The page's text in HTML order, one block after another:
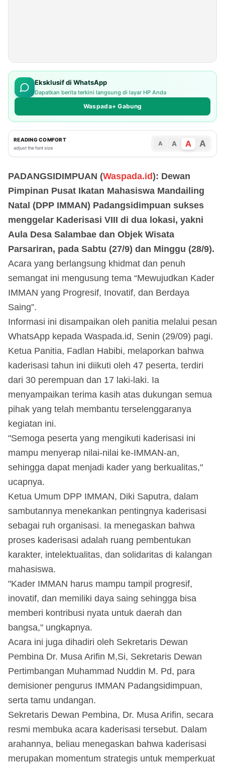
Eksklusif di WhatsApp
Dapatkan berita terkini langsung di layar HP Anda
Waspada+ Gabung
READING COMFORT
adjust the font size
A A A A
PADANGSIDIMPUAN (Waspada.id): Dewan
Pimpinan Pusat Ikatan Mahasiswa Mandailing
Natal (DPP IMMAN) Padangsidimpuan sukses
menggelar Kaderisasi VIII di dua lokasi, yakni
Aula Desa Salambae dan Objek Wisata
Parsariran, pada Sabtu (27/9) dan Minggu (28/9).
Acara yang berlangsung khidmat dan penuh
semangat ini mengusung tema “Mewujudkan Kader
IMMAN yang Progresif, Inovatif, dan Berdaya
Saing”.
Informasi ini disampaikan oleh panitia melalui pesan
WhatsApp kepada Waspada.id, Senin (29/09) pagi.
Ketua Panitia, Fadlan Habibi, melaporkan bahwa
kaderisasi tahun ini diikuti oleh 47 peserta, terdiri
dari 30 perempuan dan 17 laki-laki. Ia
menyampaikan terima kasih atas dukungan semua
pihak yang telah membantu terselenggaranya
kegiatan ini.
"Semoga peserta yang mengikuti kaderisasi ini
mampu menyerap nilai-nilai ke-IMMAN-an,
sehingga dapat menjadi kader yang berkualitas,"
ucapnya.
Ketua Umum DPP IMMAN, Diki Saputra, dalam
sambutannya menekankan pentingnya kaderisasi
sebagai ruh organisasi. Ia menegaskan bahwa
proses kaderisasi adalah ruang pembentukan
karakter, intelektualitas, dan solidaritas di kalangan
mahasiswa.
"Kader IMMAN harus mampu tampil progresif,
inovatif, dan memiliki daya saing sehingga bisa
memberi kontribusi nyata untuk daerah dan
bangsa," ungkapnya.
Acara ini juga dihadiri oleh Sekretaris Dewan
Pembina Dr. Musa Arifin M,Si, Sekretaris Dewan
Pertimbangan Muhammad Nuddin M. Pd, para
demisioner pengurus IMMAN Padangsidimpuan,
serta tamu undangan.
Sekretaris Dewan Pembina, Dr. Musa Arifin, secara
resmi membuka acara kaderisasi tersebut. Dalam
arahannya, beliau menegaskan bahwa kaderisasi
merupakan momentum strategis untuk memperkuat